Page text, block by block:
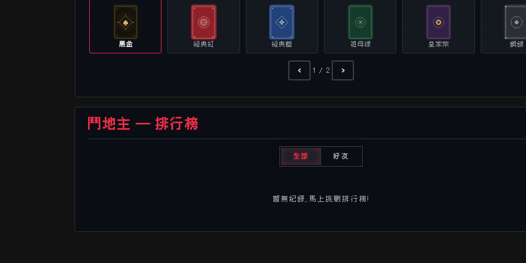
黑金 經典紅 經典藍 祖母綠 皇家紫 鋼銀
‹ 1 / 2 ›
鬥地主 — 排行榜
全部 好友
暫無紀錄,馬上挑戰排行榜!